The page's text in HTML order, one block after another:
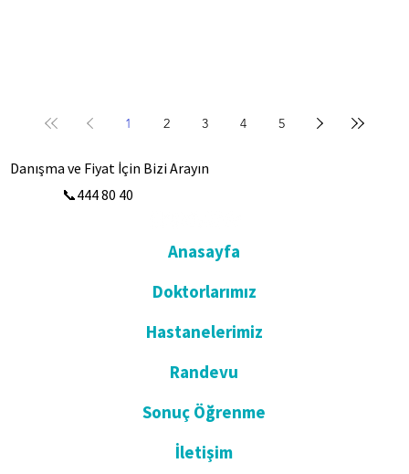
1 2 3 4 5
Danışma ve Fiyat İçin Bizi Arayın
📞444 80 40
Anasayfa
Doktorlarımız
Hastanelerimiz
Randevu
Sonuç Öğrenme
İletişim